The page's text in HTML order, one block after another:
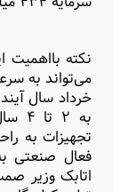
نکته بااهمیت
می‌تواند به
به
تجهیزات به
فعال صنعتی
اتابک وزیر